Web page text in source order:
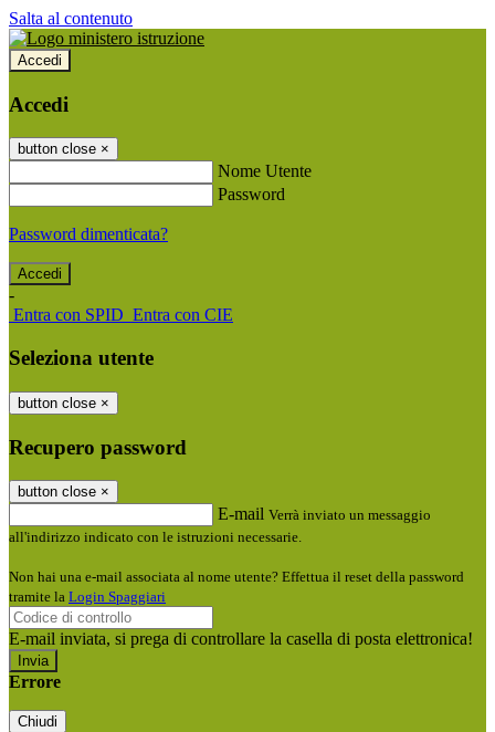
Salta al contenuto
Accedi
Accedi
button close ×
Nome Utente
Password
Password dimenticata?
-
Entra con SPID Entra con CIE
Seleziona utente
button close ×
Recupero password
button close ×
E-mail Verrà inviato un messaggio
all'indirizzo indicato con le istruzioni necessarie.
Non hai una e-mail associata al nome utente? Effettua il reset della password
tramite la Login Spaggiari
E-mail inviata, si prega di controllare la casella di posta elettronica!
Errore
Chiudi